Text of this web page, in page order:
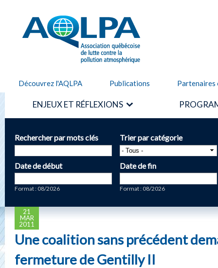
AQLPA
Découvrez l'AQLPA Publications Partenaires
ENJEUX ET RÉFLEXIONS
Rechercher par mots clés Trier par catégorie
Date de début
Format : 08/2026
Date de fin
Format : 08/2026
21
MAR
2011
Une coalition sans précédent
fermeture de Gentilly II